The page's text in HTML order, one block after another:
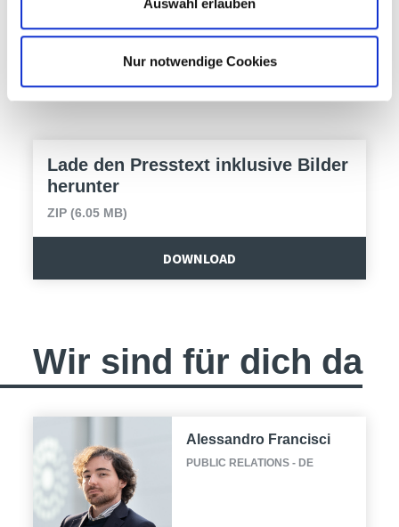
Nur notwendige Cookies
und Biolife vom 6. bis 9. November 2025.
Lade den Presstext inklusive Bilder
herunter
ZIP (6.05 MB)
DOWNLOAD
Wir sind für dich da
Alessandro Francisci
PUBLIC RELATIONS - DE